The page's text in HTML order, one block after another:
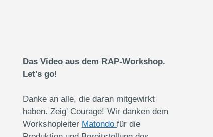
Das Video aus dem RAP-Workshop.
Let's go!
Danke an alle, die daran mitgewirkt
haben. Zeig' Courage! Wir danken dem
Workshopleiter Matondo für die